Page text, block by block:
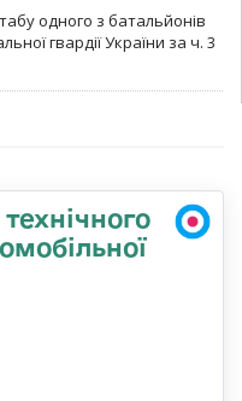
одного з батальйонів
гвардії України за ч. 3